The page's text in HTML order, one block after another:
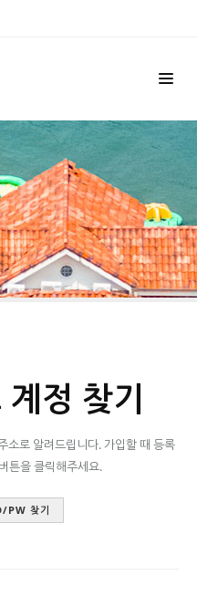
정 찾기
소로 알려드립니다. 가입할 때 등록
튼을 클릭해주세요.